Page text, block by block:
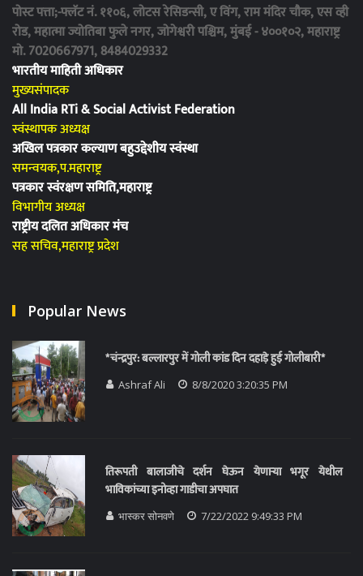
पोस्ट पत्ता;-फ्लॅट नं. ११०६, लोटस रेसिडन्सी, ए विंग, राम मंदिर चौक, एस व्ही
रोड, महात्मा ज्योतिबा फुले नगर, जोगेश्वरी पश्चिम, मुंबई - ४००१०२, महाराष्ट्र
मो. 7020667971, 8484029332
भारतीय माहिती अधिकार
मुख्यसंपादक
All India RTi & Social Activist Federation
स्वंस्थापक अध्यक्ष
अखिल पत्रकार कल्याण बहुउद्देशीय स्वंस्था
समन्वयक,प.महाराष्ट्र
पत्रकार स्वंरक्षण समिति,महाराष्ट्र
विभागीय अध्यक्ष
राष्ट्रीय दलित अधिकार मंच
सह सचिव,महाराष्ट्र प्रदेश
Popular News
*चंन्द्रपुर: बल्लारपुर में गोली कांड दिन दहाड़े हुई गोलीबारी*
Ashraf Ali 8/8/2020 3:20:35 PM
तिरूपती बालाजीचे दर्शन घेऊन येणाऱ्या भगूर येथील
भाविकांच्या इनोव्हा गाडीचा अपघात
भास्कर सोनवणे 7/22/2022 9:49:33 PM